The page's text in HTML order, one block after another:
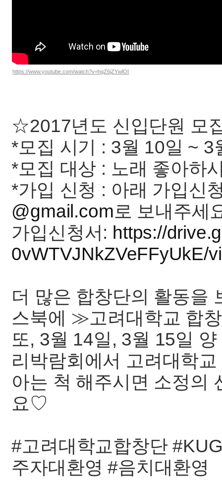
https://www.youtube.com/watch?v=hgZ6jZYwlOI
☆2017년도 신입단원 모
*모집 시기 : 3월 10일 ~ 3
*모집 대상 : 노래 좋아하
*가입 신청 : 아래 가입신
@gmail.com로 보내주세
가입신청서: https://
0vWTVJNkZVeFFyUkE/
더 많은 합창단의 활동을
스북에 ≫고려대학교 합
또, 3월 14일, 3월 15일
리박람회에서 고려대학
아는 척 해주시면 소정의
요♡
#고려대학교합창단
주자대환영 #음치대환영